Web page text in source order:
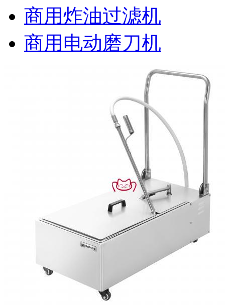
商用炸油过滤机
商用电动磨刀机